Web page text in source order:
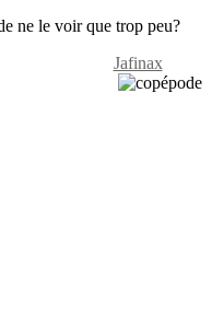
ne le voir que trop peu?
Jafinax